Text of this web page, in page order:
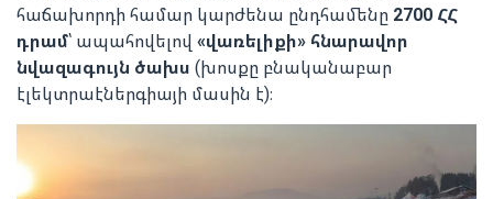
հաճախորդի համար կարժենա ընդհամենը 2700 ՀՀ
դրամ՝ ապահովելով «վառելիքի» հնարավոր
նվազագույն ծախս (խոսքը բնականաբար
էլեկտրաէներգիայի մասին է)։